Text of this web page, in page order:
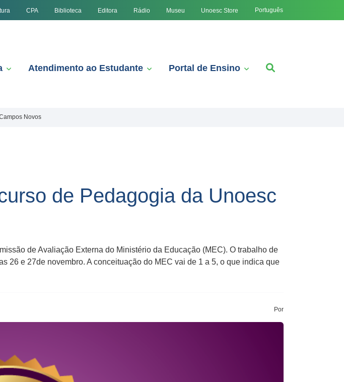
CPA Biblioteca Editora Rádio Museu Unoesc Store Português
Atendimento ao Estudante Portal de Ensino
Novos
de Pedagogia da Unoesc
de Avaliação Externa do Ministério da Educação (MEC). O trabalho de
26 e 27de novembro. A conceituação do MEC vai de 1 a 5, o que indica que
Por